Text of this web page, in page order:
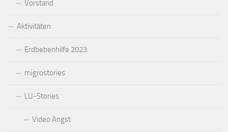
Vorstand
Aktivitäten
Erdbebenhilfe 2023
migrostories
LU-Stories
Video Angst